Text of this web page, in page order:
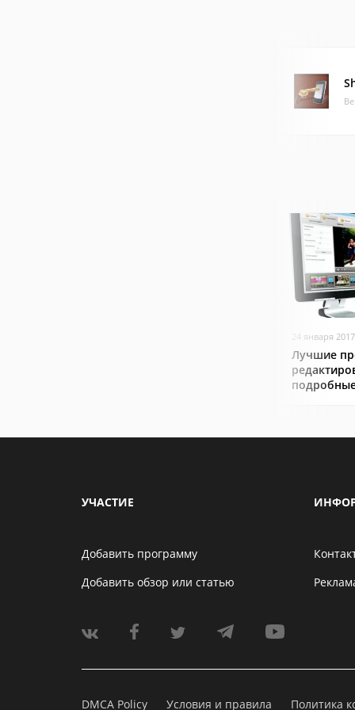
24 января 2017
Лучшие
УЧАСТИЕ
Добавить программу
Добавить обзор или статью
DMCA Policy Условия и правила Политика